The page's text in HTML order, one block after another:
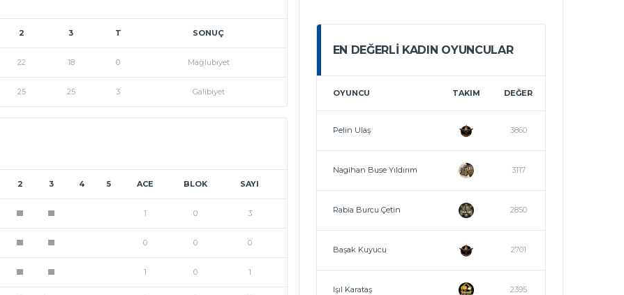
2 3 T SONUÇ
22 18 0 Mağlubiyet
25 25 3 Galibiyet
2 3 4 5 ACE BLOK SAYI
1 0 3
0 0 0
1 0 1
EN DEĞERLI KADIN OYUNCULAR
OYUNCU TAKIM DEĞER
Pelin Ulaş 3860
Nagihan Buse Yıldırım 3117
Rabia Burcu Çetin 2850
Başak Kuyucu 2701
Işıl Karataş 2395